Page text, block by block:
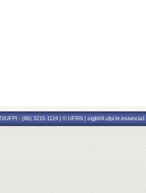
UFPI - (86) 3215-1124 | © UFRN | sigjb04.ufpi.br.instancia1